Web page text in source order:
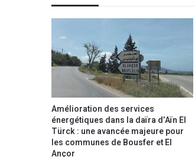
u
r
r
e
a
n
s
m
i
Amélioration des services
énergétiques dans la daïra d’Aïn El
Türck : une avancée majeure pour
les communes de Bousfer et El
Ançor